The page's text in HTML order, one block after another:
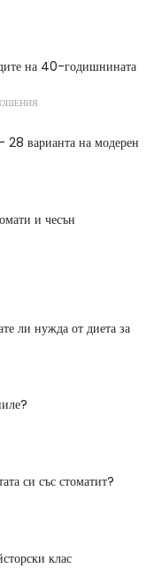
на 40-годишнината
28 варианта на модерен
и чесън
ли нужда от диета за
си със стоматит?
клас